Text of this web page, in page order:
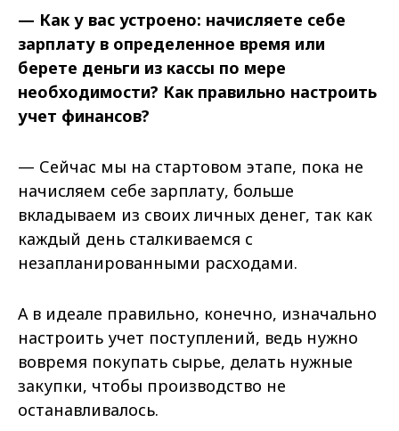
— Как у вас устроено: начисляете себе
зарплату в определенное время или
берете деньги из кассы по мере
необходимости? Как правильно настроить
учет финансов?
— Сейчас мы на стартовом этапе, пока не
начисляем себе зарплату, больше
вкладываем из своих личных денег, так как
каждый день сталкиваемся с
незапланированными расходами.
А в идеале правильно, конечно, изначально
настроить учет поступлений, ведь нужно
вовремя покупать сырье, делать нужные
закупки, чтобы производство не
останавливалось.